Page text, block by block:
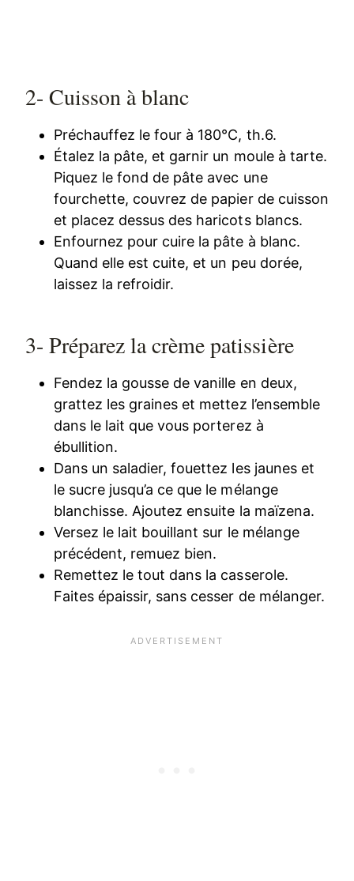
2- Cuisson à blanc
Préchauffez le four à 180°C, th.6.
Étalez la pâte, et garnir un moule à tarte.
Piquez le fond de pâte avec une
fourchette, couvrez de papier de cuisson
et placez dessus des haricots blancs.
Enfournez pour cuire la pâte à blanc.
Quand elle est cuite, et un peu dorée,
laissez la refroidir.
3- Préparez la crème patissière
Fendez la gousse de vanille en deux,
grattez les graines et mettez l’ensemble
dans le lait que vous porterez à
ébullition.
Dans un saladier, fouettez les jaunes et
le sucre jusqu’a ce que le mélange
blanchisse. Ajoutez ensuite la maïzena.
Versez le lait bouillant sur le mélange
précédent, remuez bien.
Remettez le tout dans la casserole.
Faites épaissir, sans cesser de mélanger.